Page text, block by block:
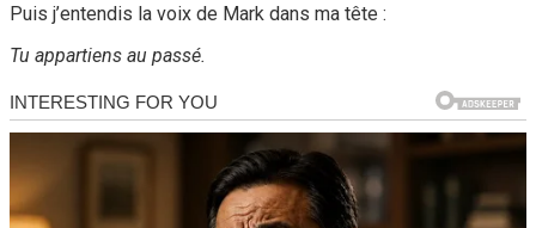
Puis j’entendis la voix de Mark dans ma tête :
Tu appartiens au passé.